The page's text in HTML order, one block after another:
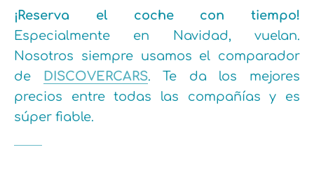
¡Reserva el coche con tiempo!
Especialmente en Navidad, vuelan.
Nosotros siempre usamos el comparador
de
DISCOVERCARS.Te da los mejores
precios entre todas las compañías y es
súper fiable.